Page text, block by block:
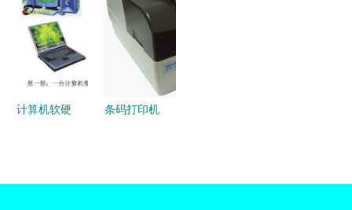
异化这层共
虚拟化 计
算机软硬件
及辅助设备
的演化之路
布局AI软件
与硬件零售
业务
计算机软硬
条码打印机